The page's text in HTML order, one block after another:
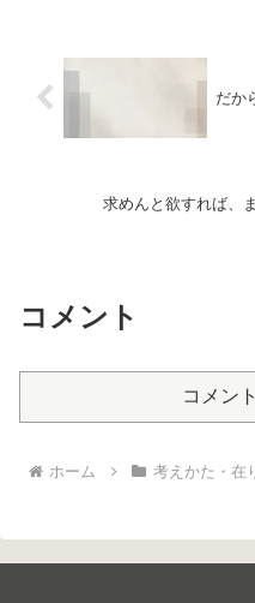
だか
求めんと欲すれば、
コメント
コメン
ホーム 考えかた・在